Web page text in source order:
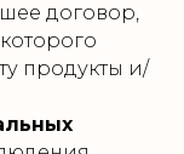
договор,
продукты и/